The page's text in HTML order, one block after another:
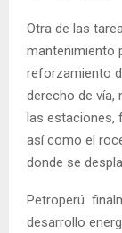
Otra de las
mantenimiento
reforzamiento
derecho de vía,
las estaciones,
así como el
donde se
Petroperú
desarrollo